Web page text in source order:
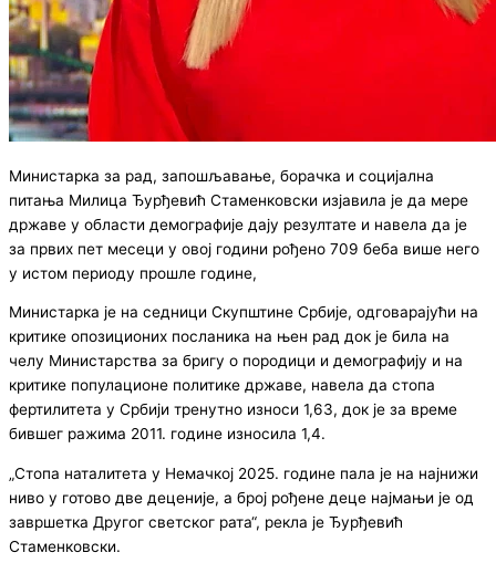
Министарка за рад, запошљавање, борачка и социјална
питања Милица Ђурђевић Стаменковски изјавила је да мере
државе у области демографије дају резултате и навела да је
за првих пет месеци у овој години рођено 709 беба више него
у истом периоду прошле године,
Министарка је на седници Скупштине Србије, одговарајући на
критике опозиционих посланика на њен рад док је била на
челу Министарства за бригу о породици и демографију и на
критике популационе политике државе, навела да стопа
фертилитета у Србији тренутно износи 1,63, док је за време
бившег ражима 2011. године износила 1,4.
„Стопа наталитета у Немачкој 2025. године пала је на најнижи
ниво у готово две деценије, а број рођене деце најмањи је од
завршетка Другог светског рата“, рекла је Ђурђевић
Стаменковски.